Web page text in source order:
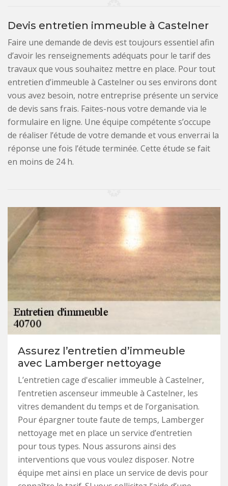
Devis entretien immeuble à Castelner
Faire une demande de devis est toujours essentiel afin
d’avoir les renseignements adéquats pour le tarif des
travaux que vous souhaitez mettre en place. Pour tout
entretien d’immeuble à Castelner ou ses environs dont
vous avez besoin, notre entreprise présente un service
de devis sans frais. Faites-nous votre demande via le
formulaire en ligne. Une équipe compétente s’occupe
de réaliser l’étude de votre demande et vous enverrai la
réponse une fois l’étude terminée. Cette étude se fait
en moins de 24 h.
Assurez l’entretien d’immeuble
avec Lamberger nettoyage
L’entretien cage d'escalier immeuble à Castelner,
l’entretien ascenseur immeuble à Castelner, les
vitres demandent du temps et de l’organisation.
Pour épargner toute faute de temps, Lamberger
nettoyage met en place un service d’entretien
pour tous types. Nous assurons ainsi des
interventions que vous voulez disposer. Notre
équipe met ainsi en place un service de devis pour